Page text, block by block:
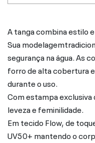
A tanga combina estilo
Sua
segurança na água. As
forro de alta cobertura
durante o uso.
Com estampa
leveza e feminilidade.
Em tecido Flow, de
UV50+ mantendo o